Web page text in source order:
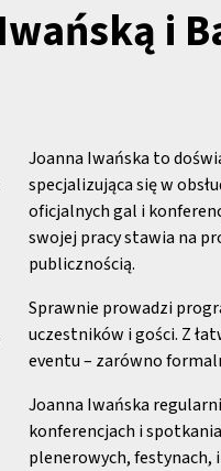
i
Joanna Iwańska to
specjalizująca się w
oficjalnych gal i
swojej pracy stawia na
publicznością.
Sprawnie prowadzi
uczestników i gości. Z
eventu – zarówno
Joanna Iwańska
konferencjach i
plenerowych, festynach,